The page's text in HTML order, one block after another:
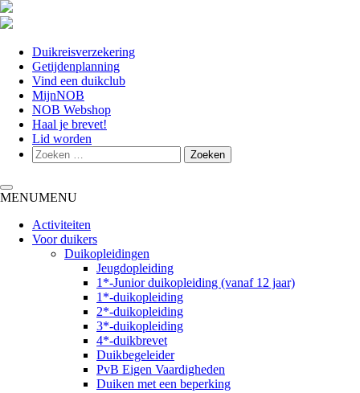
Duikreisverzekering
Getijdenplanning
Vind een duikclub
MijnNOB
NOB Webshop
Haal je brevet!
Lid worden
Toggle navigation
MENUMENU
Activiteiten
Voor duikers
Duikopleidingen
Jeugdopleiding
1*-Junior duikopleiding (vanaf 12 jaar)
1*-duikopleiding
2*-duikopleiding
3*-duikopleiding
4*-duikbrevet
Duikbegeleider
PvB Eigen Vaardigheden
Duiken met een beperking